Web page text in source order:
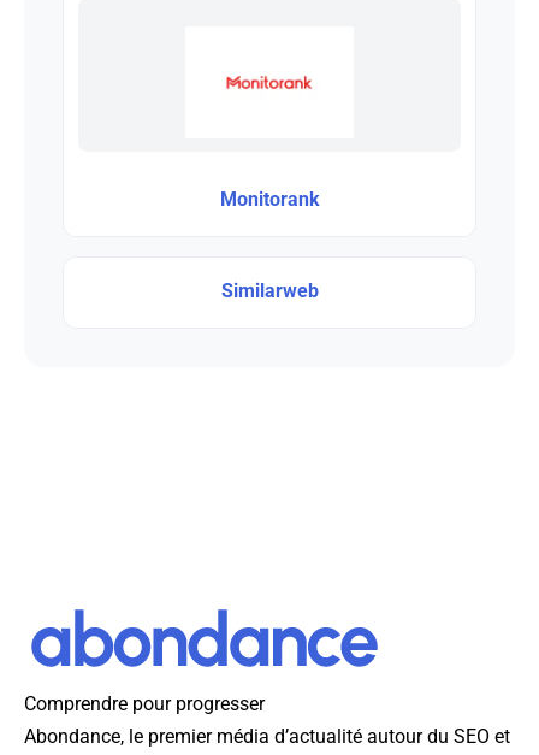
Monitorank
Similarweb
Comprendre pour progresser
Abondance, le premier média d’actualité autour du SEO et